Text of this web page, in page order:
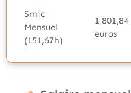
Smic
Mensuel
(151,67h)
1 801,84
euros